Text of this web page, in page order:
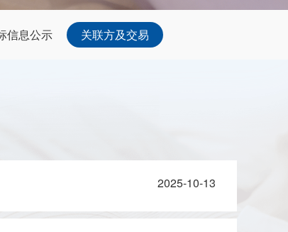
信息公示 关联方及交易
2025-10-13